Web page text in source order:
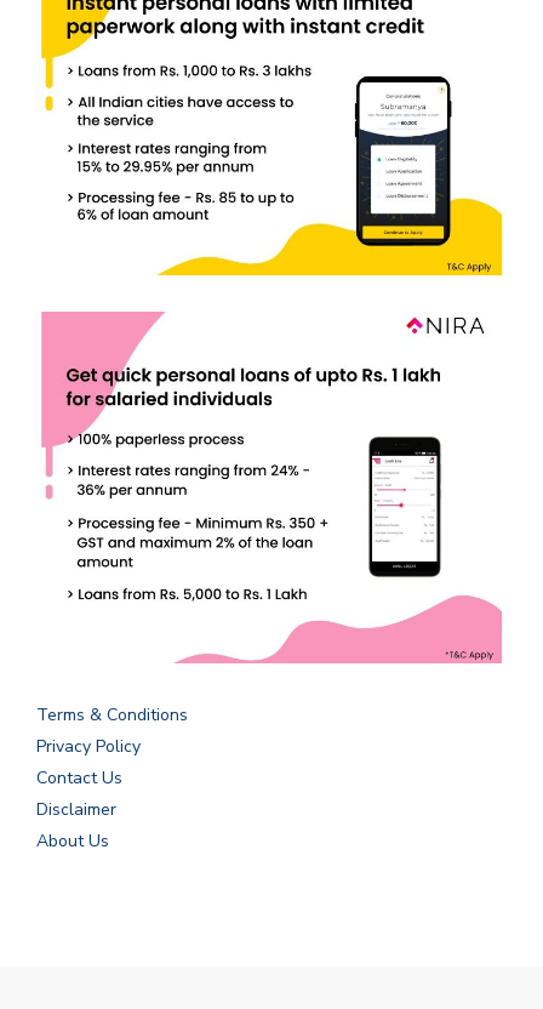
Terms & Conditions
Privacy Policy
Contact Us
Disclaimer
About Us